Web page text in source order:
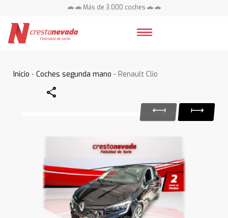
🚗 🚗 Más de 3.000 coches 🚗 🚗
Inicio -Coches segunda mano - Renault Clio
Share